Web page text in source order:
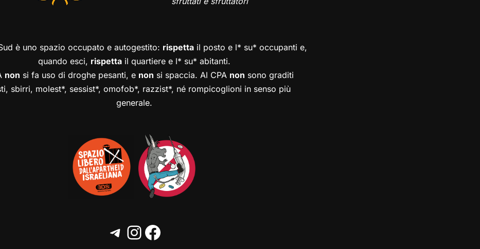
è uno spazio occupato e autogestito: rispettail posto e l* su* occupanti e,
quando esci, rispetta il quartiere e l* su* abitanti.
non si fa uso di droghe pesanti, e non si spaccia. Al CPA non sono graditi
sbirri, molest*, sessist*, omofob*, razzist*, né rompicoglioni in senso più
generale.